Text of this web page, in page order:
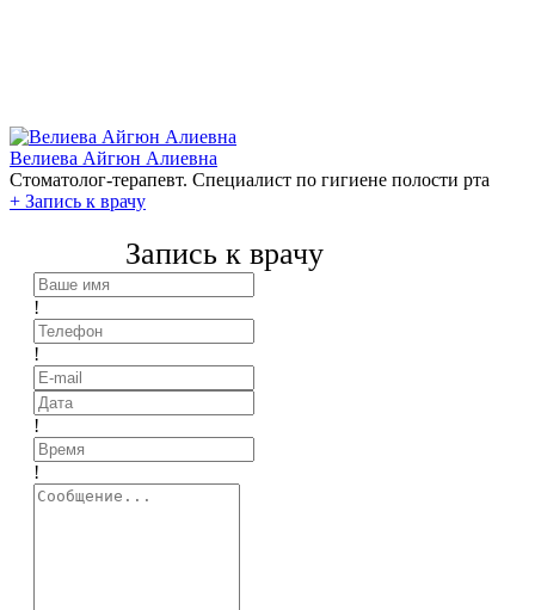
Велиева Айгюн Алиевна
Стоматолог-терапевт. Специалист по гигиене полости рта
+ Запись к врачу
Запись к врачу
!
!
!
!